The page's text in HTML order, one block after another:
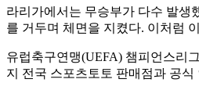
라리가에서는 무승부가 다수 발생
를 거두며 체면을 지켰다. 이처럼
유럽축구연맹(UEFA) 챔피언스리
지 전국 스포츠토토 판매점과 공